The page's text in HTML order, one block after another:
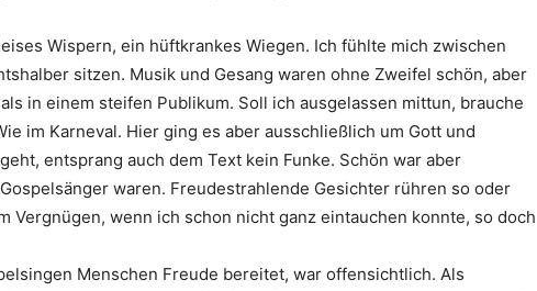
Wispern, ein hüftkrankes Wiegen. Ich fühlte mich zwischen
sitzen. Musik und Gesang waren ohne Zweifel schön, aber
in einem steifen Publikum. Soll ich ausgelassen mittun, brauche
im Karneval. Hier ging es aber ausschließlich um Gott und
entsprang auch dem Text kein Funke. Schön war aber
waren. Freudestrahlende Gesichter rühren so oder
Vergnügen, wenn ich schon nicht ganz eintauchen konnte, so doch
Menschen Freude bereitet, war offensichtlich. Als